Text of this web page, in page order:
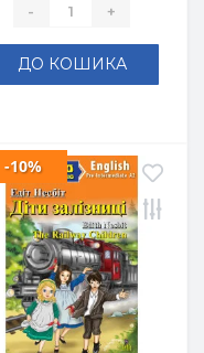
- +
ДО КОШИКА
-10%